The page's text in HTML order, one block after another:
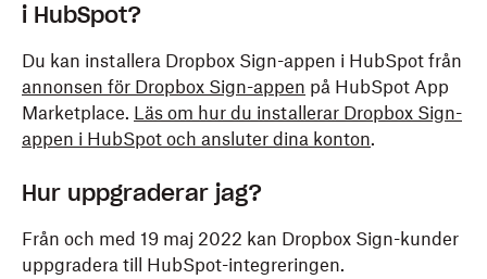
i HubSpot?
Du kan installera Dropbox Sign-appen i HubSpot från
annonsen för Dropbox Sign-appen på HubSpot App
Marketplace. Läs om hur du installerar Dropbox Sign-
appen i HubSpot och ansluter dina konton.
Hur uppgraderar jag?
Från och med 19 maj 2022 kan Dropbox Sign-kunder
uppgradera till HubSpot-integreringen.